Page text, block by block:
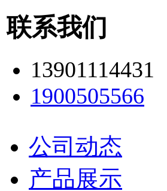
联系我们
13901114431
1900505566
公司动态
产品展示